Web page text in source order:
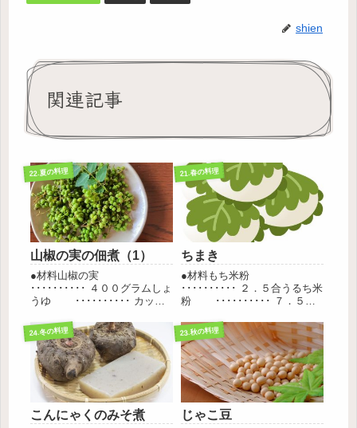
shien
関連記事
22.夏の料理
山椒の実の佃煮（1）
●材料山椒の実
･･････････ ４００グラムしょ
うゆ ･･････････ カップ
カップ １/２酒
･･････････ カッ
プ １/２化学調味料
･･････････ 少々●...
21.春の料理
ちまき
●材料もち米粉
･･････････ ２．５合うるち米
粉 ･･････････ ７．５合
大さじ１．５砂糖
･･････････ １００グラム片栗
粉 ･･････････ 大...
24.冬の料理
こんにゃくのみそ煮
23.秋の料理
じゃこ豆